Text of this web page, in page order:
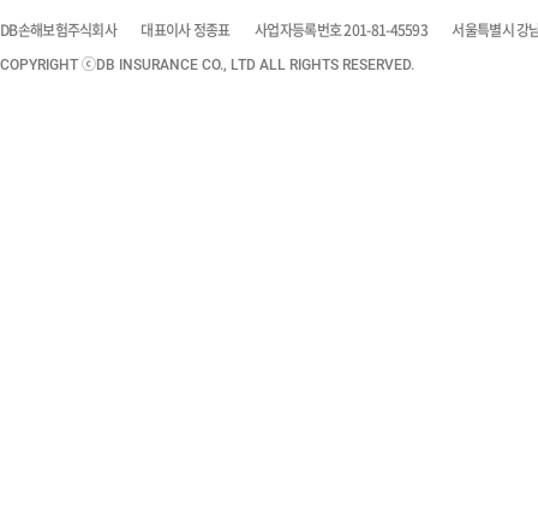
DB손해보험주식회사 대표이사 정종표 사업자등록번호 201-81-45593 서울특별시 강
COPYRIGHT ⓒDB INSURANCE CO., LTD ALL RIGHTS RESERVED.